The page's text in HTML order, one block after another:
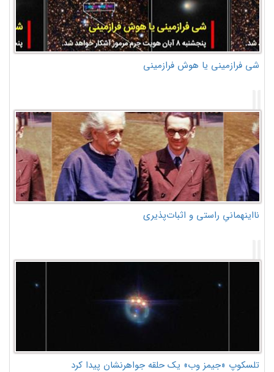
شی فرازمینی یا هوش فرازمینی
نااینهمانیِ راستی و اثبات‌پذیری
تلسکوپ «جیمز وب» یک حلقه جواهرنشان پیدا کرد